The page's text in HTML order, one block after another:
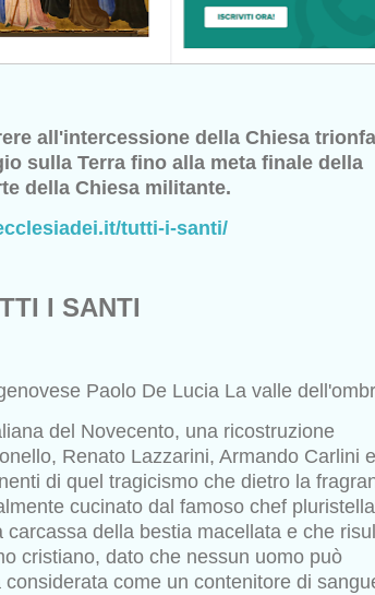
all'intercessione della Chiesa
sulla Terra fino alla meta finale della
della Chiesa militante.
tutti-i-santi/
I SANTI
Paolo De Lucia La valle
del Novecento, una ricostruzione
Renato Lazzarini, Armando Carlini e
di quel tragicismo che dietro la
cucinato dal famoso chef
carcassa della bestia macellata e che
cristiano, dato che nessun uomo può
come un contenitore di